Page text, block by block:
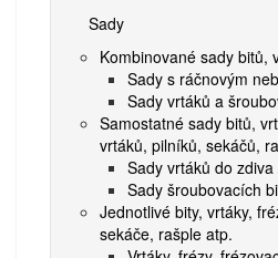
Sady
Kombinované sady bitů,
Sady s ráčnovým
Sady vrtáků a
Samostatné sady bitů,
vrtáků, pilníků, sekáčů,
Sady vrtáků do
Sady šroubovacích
Jednotlivé bity, vrtáky,
sekáče, rašple atp.